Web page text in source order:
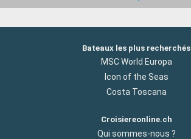
Bateaux les plus recherchés
MSC World Europa
Icon of the Seas
Costa Toscana
Croisiereonline.ch
Qui sommes-nous ?